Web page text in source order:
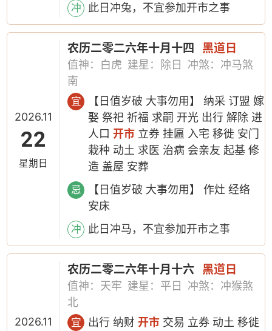
冲 此日冲兔，不宜参加开市之事
2026.11
22
星期日
农历二零二六年十月十四 黑道日
值神：白虎 建星：除日
冲煞：冲马煞
南
宜
【日值岁破 大事勿用】 纳采 订盟 嫁
娶 祭祀 祈福 求嗣 开光 出行 解除 进
人口开市 立券 挂匾 入宅 移徙 安门
栽种 动土 求医 治病 会亲友 起基 修
造 盖屋 安葬
忌
【日值岁破 大事勿用】 作灶 经络
安床
冲 此日冲马，不宜参加开市之事
2026.11
农历二零二六年十月十六 黑道日
值神：天牢 建星：平日
冲煞：冲猴煞
北
宜 出行 纳财开市 交易 立券 动土 移徙